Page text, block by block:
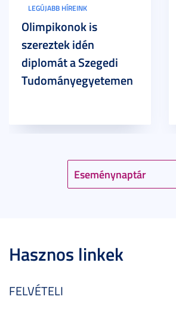
Eseménynaptár
LEGÚJABB HÍREINK
Olimpikonok is
szereztek idén
diplomát a Szegedi
Tudományegyetemen
Hasznos linkek
FELVÉTELI